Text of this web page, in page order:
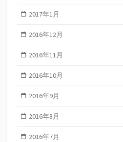
2017年1月
2016年12月
2016年11月
2016年10月
2016年9月
2016年8月
2016年7月